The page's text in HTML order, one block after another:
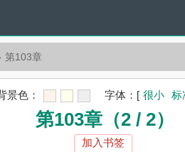
第103章
景色： 字体： [ 很小 标
第103章（2 / 2）
加入书签